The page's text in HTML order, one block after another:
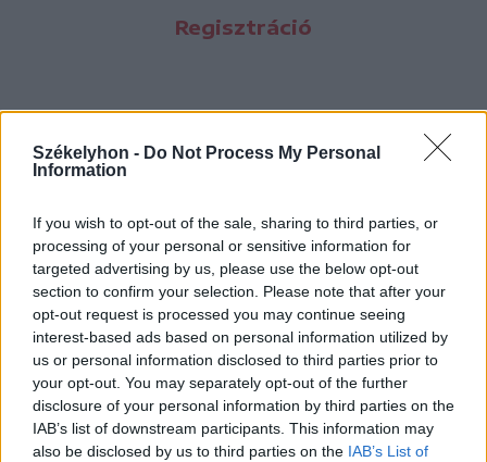
Székelyhon - Do Not Process My Personal
Information
If you wish to opt-out of the sale, sharing to third parties, or
processing of your personal or sensitive information for
targeted advertising by us, please use the below opt-out
section to confirm your selection. Please note that after your
opt-out request is processed you may continue seeing
interest-based ads based on personal information utilized by
us or personal information disclosed to third parties prior to
your opt-out. You may separately opt-out of the further
disclosure of your personal information by third parties on the
IAB’s list of downstream participants. This information may
also be disclosed by us to third parties on the IAB’s List of
Regisztráció
Hasznos
Impresszum
Szerzői jogok
Adatvédelmi tájékoztató
Cookie-kezelési tájékoztató